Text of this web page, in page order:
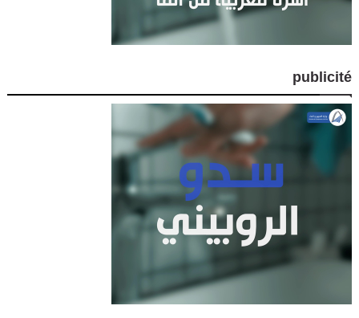
publicité